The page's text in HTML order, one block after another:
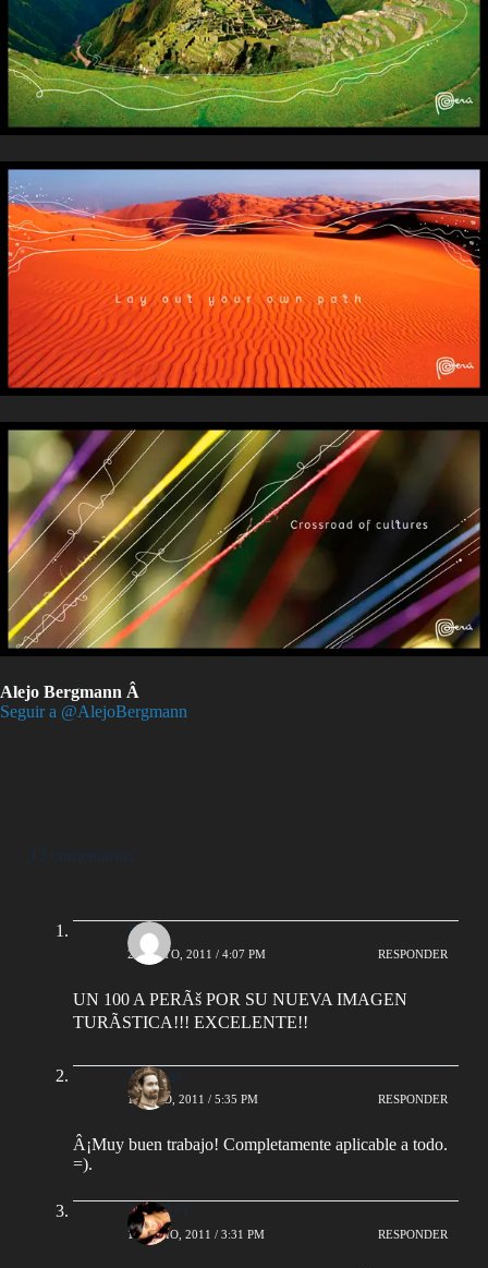
Alejo Bergmann Â
Seguir a @AlejoBergmann
13 comentarios
Edin
20 MAYO, 2011 / 4:07 PM RESPONDER
UN 100 A PERÃš POR SU NUEVA IMAGEN
TURÃSTICA!!! EXCELENTE!!
MatÃ­as
1 JUNIO, 2011 / 5:35 PM RESPONDER
Â¡Muy buen trabajo! Completamente aplicable a todo.
=).
YUYUY
13 JUNIO, 2011 / 3:31 PM RESPONDER